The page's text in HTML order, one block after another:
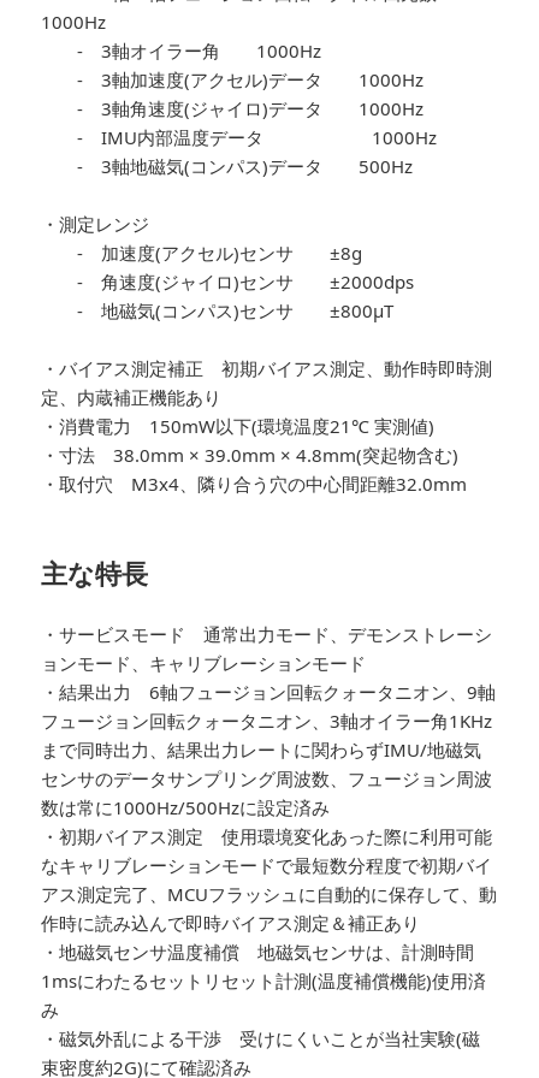
1000Hz
- 3軸オイラー角 1000Hz
- 3軸加速度(アクセル)データ 1000Hz
- 3軸角速度(ジャイロ)データ 1000Hz
- IMU内部温度データ 1000Hz
- 3軸地磁気(コンパス)データ 500Hz
・測定レンジ
- 加速度(アクセル)センサ ±8g
- 角速度(ジャイロ)センサ ±2000dps
- 地磁気(コンパス)センサ ±800µT
・バイアス測定補正 初期バイアス測定、動作時即時測
定、内蔵補正機能あり
・消費電力 150mW以下(環境温度21℃ 実測値)
・寸法 38.0mm × 39.0mm × 4.8mm(突起物含む)
・取付穴 M3x4、隣り合う穴の中心間距離32.0mm
主な特長
・サービスモード 通常出力モード、デモンストレーシ
ョンモード、キャリブレーションモード
・結果出力 6軸フュージョン回転クォータニオン、9軸
フュージョン回転クォータニオン、3軸オイラー角1KHz
まで同時出力、結果出力レートに関わらずIMU/地磁気
センサのデータサンプリング周波数、フュージョン周波
数は常に1000Hz/500Hzに設定済み
・初期バイアス測定 使用環境変化あった際に利用可能
なキャリブレーションモードで最短数分程度で初期バイ
アス測定完了、MCUフラッシュに自動的に保存して、動
作時に読み込んで即時バイアス測定＆補正あり
・地磁気センサ温度補償 地磁気センサは、計測時間
1msにわたるセットリセット計測(温度補償機能)使用済
み
・磁気外乱による干渉 受けにくいことが当社実験(磁
束密度約2G)にて確認済み